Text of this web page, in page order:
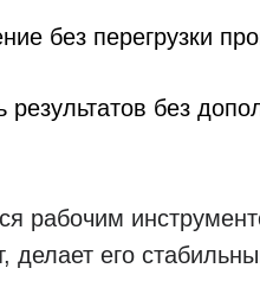
без перегрузки
результатов без
рабочим
делает его